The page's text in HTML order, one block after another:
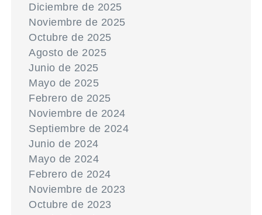
Diciembre de 2025
Noviembre de 2025
Octubre de 2025
Agosto de 2025
Junio de 2025
Mayo de 2025
Febrero de 2025
Noviembre de 2024
Septiembre de 2024
Junio de 2024
Mayo de 2024
Febrero de 2024
Noviembre de 2023
Octubre de 2023